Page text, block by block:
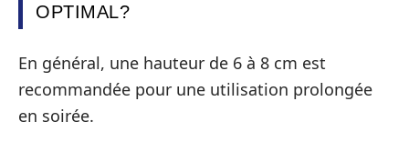
OPTIMAL?
En général, une hauteur de 6 à 8 cm est
recommandée pour une utilisation prolongée
en soirée.